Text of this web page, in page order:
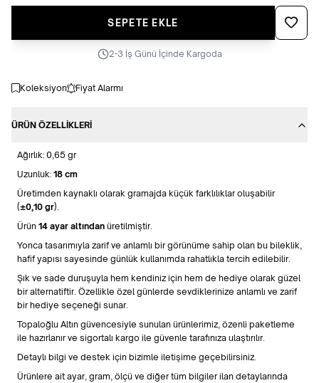
SEPETE EKLE
2-3 İş Günü İçinde Kargoda
Koleksiyon Fiyat Alarmı
ÜRÜN ÖZELLIKLERI
Ağırlık: 0,65 gr
Uzunluk: 18 cm
Üretimden kaynaklı olarak gramajda küçük farklılıklar oluşabilir
(±0,10 gr).
Ürün 14 ayar altından üretilmiştir.
Yonca tasarımıyla zarif ve anlamlı bir görünüme sahip olan bu bileklik,
hafif yapısı sayesinde günlük kullanımda rahatlıkla tercih edilebilir.
Şık ve sade duruşuyla hem kendiniz için hem de hediye olarak güzel
bir alternatiftir. Özellikle özel günlerde sevdiklerinize anlamlı ve zarif
bir hediye seçeneği sunar.
Topaloğlu Altın güvencesiyle sunulan ürünlerimiz, özenli paketleme
ile hazırlanır ve sigortalı kargo ile güvenle tarafınıza ulaştırılır.
Detaylı bilgi ve destek için bizimle iletişime geçebilirsiniz.
Ürünlere ait ayar, gram, ölçü ve diğer tüm bilgiler ilan detaylarında